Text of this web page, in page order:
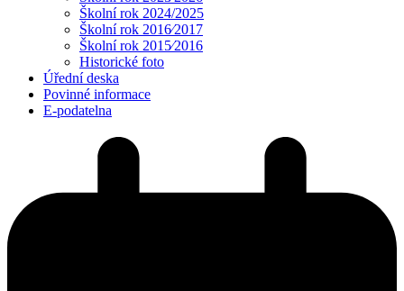
Školní rok 2024/2025
Školní rok 2016⁄2017
Školní rok 2015⁄2016
Historické foto
Úřední deska
Povinné informace
E-podatelna